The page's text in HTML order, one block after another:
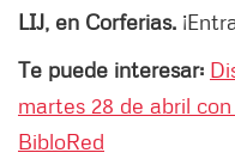
LIJ, en Corferias.
Te puede interesar:
martes 28 de abril
BibloRed